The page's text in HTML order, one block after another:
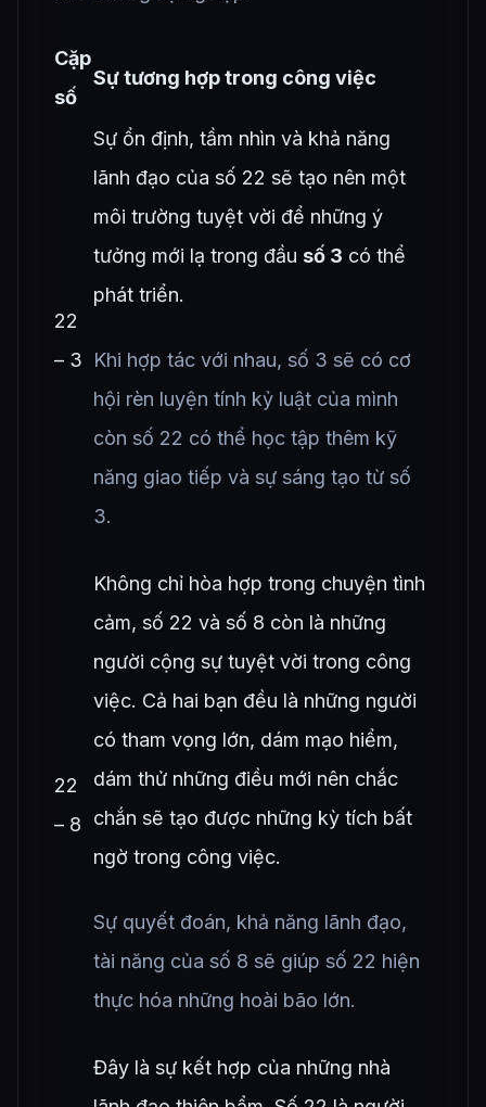
Cặp
số
Sự tương hợp trong công việc
22
– 3
Sự ổn định, tầm nhìn và khả năng
lãnh đạo của số 22 sẽ tạo nên một
môi trường tuyệt vời để những ý
tưởng mới lạ trong đầu số 3 có thể
phát triển.
Khi hợp tác với nhau, số 3 sẽ có cơ
hội rèn luyện tính kỷ luật của mình
còn số 22 có thể học tập thêm kỹ
năng giao tiếp và sự sáng tạo từ số
3.
22
– 8
Không chỉ hòa hợp trong chuyện tình
cảm, số 22 và số 8 còn là những
người cộng sự tuyệt vời trong công
việc. Cả hai bạn đều là những người
có tham vọng lớn, dám mạo hiểm,
dám thử những điều mới nên chắc
chắn sẽ tạo được những kỳ tích bất
ngờ trong công việc.
Sự quyết đoán, khả năng lãnh đạo,
tài năng của số 8 sẽ giúp số 22 hiện
thực hóa những hoài bão lớn.
Đây là sự kết hợp của những nhà